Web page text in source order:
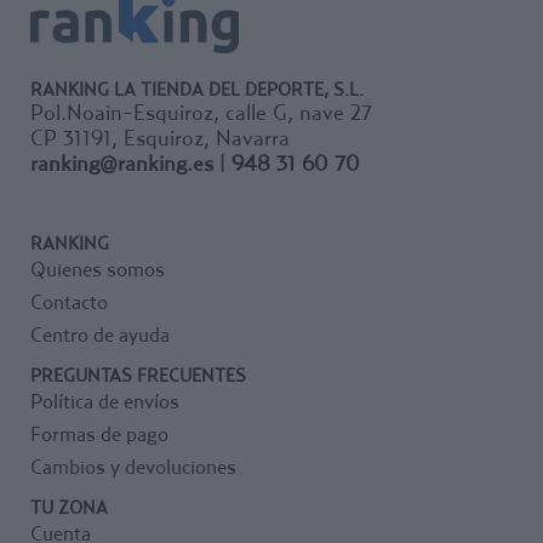
anteriormente descritas.
Ligeras (3 Kg.) e higiénicas.
Polivalentes, pueden ser
utilizadas ocasionalmente
como colchonetas de suelo.
5 cm. de grosor. Cuando se
trate de proteger tubos o
por una de sus caras, podrá
proteger hasta 10 cm. de su
cm. Peso: 6,5 kg.
Colores: Azul, Naranja, Verde,
RANKING LA TIENDA DEL DEPORTE, S.L.
Pol.Noain-Esquiroz, calle G, nave 27
CP 31191, Esquiroz, Navarra
ranking@ranking.es
948 31 60 70
RANKING
Quienes somos
Contacto
Centro de ayuda
PREGUNTAS FRECUENTES
Política de envíos
Formas de pago
Cambios y devoluciones
TU ZONA
Cuenta